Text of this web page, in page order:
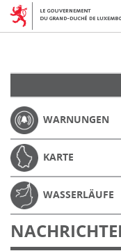
WARNUNGEN
KARTE
WASSERLÄUFE